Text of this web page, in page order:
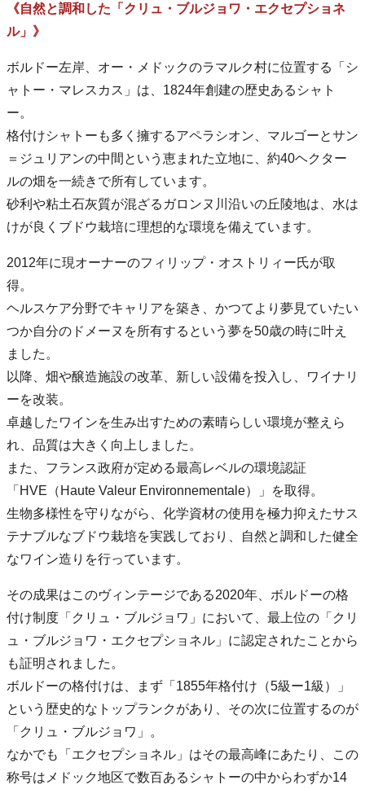
《自然と調和した「クリュ・ブルジョワ・エクセプショネ
ル」》
ボルドー左岸、オー・メドックのラマルク村に位置する「シ
ャトー・マレスカス」は、1824年創建の歴史あるシャト
ー。
格付けシャトーも多く擁するアペラシオン、マルゴーとサン
＝ジュリアンの中間という恵まれた立地に、約40ヘクター
ルの畑を一続きで所有しています。
砂利や粘土石灰質が混ざるガロンヌ川沿いの丘陵地は、水は
けが良くブドウ栽培に理想的な環境を備えています。
2012年に現オーナーのフィリップ・オストリィー氏が取
得。
ヘルスケア分野でキャリアを築き、かつてより夢見ていたい
つか自分のドメーヌを所有するという夢を50歳の時に叶え
ました。
以降、畑や醸造施設の改革、新しい設備を投入し、ワイナリ
ーを改装。
卓越したワインを生み出すための素晴らしい環境が整えら
れ、品質は大きく向上しました。
また、フランス政府が定める最高レベルの環境認証
「HVE（Haute Valeur Environnementale）」を取得。
生物多様性を守りながら、化学資材の使用を極力抑えたサス
テナブルなブドウ栽培を実践しており、自然と調和した健全
なワイン造りを行っています。
その成果はこのヴィンテージである2020年、ボルドーの格
付け制度「クリュ・ブルジョワ」において、最上位の「クリ
ュ・ブルジョワ・エクセプショネル」に認定されたことから
も証明されました。
ボルドーの格付けは、まず「1855年格付け（5級ー1級）」
という歴史的なトップランクがあり、その次に位置するのが
「クリュ・ブルジョワ」。
なかでも「エクセプショネル」はその最高峰にあたり、この
称号はメドック地区で数百あるシャトーの中からわずか14